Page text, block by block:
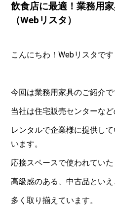
飲食店に最適！業務用
（Webリスタ）
こんにちわ！Webリスタです
今回は業務用家具のご紹介で
当社は住宅販売センターな
レンタルで企業様に提供し
います。
応接スペースで使われていた
高級感のある、中古品とい
多く取り揃えています。